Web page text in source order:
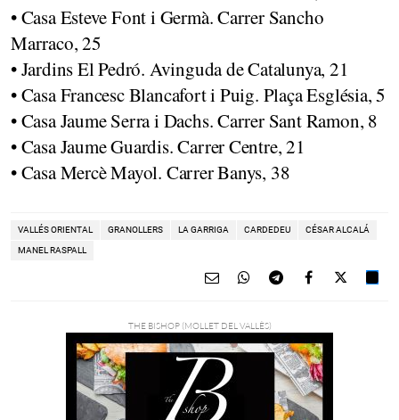
• Casa Esteve Font i Germà. Carrer Sancho
Marraco, 25
• Jardins El Pedró. Avinguda de Catalunya, 21
• Casa Francesc Blancafort i Puig. Plaça Església, 5
• Casa Jaume Serra i Dachs. Carrer Sant Ramon, 8
• Casa Jaume Guardis. Carrer Centre, 21
• Casa Mercè Mayol. Carrer Banys, 38
VALLÉS ORIENTAL GRANOLLERS LA GARRIGA CARDEDEU CÉSAR ALCALÁ
MANEL RASPALL